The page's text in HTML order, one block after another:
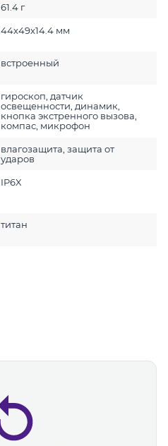
61.4 г
44x49x14.4 мм
встроенный
гироскоп, датчик
освещенности, динамик,
кнопка экстренного вызова,
компас, микрофон
влагозащита, защита от
ударов
IP6X
титан